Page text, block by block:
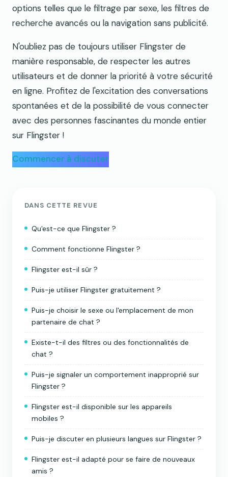
options telles que le filtrage par sexe, les filtres de
recherche avancés ou la navigation sans publicité.
N'oubliez pas de toujours utiliser Flingster de
manière responsable, de respecter les autres
utilisateurs et de donner la priorité à votre sécurité
en ligne. Profitez de l'excitation des conversations
spontanées et de la possibilité de vous connecter
avec des personnes fascinantes du monde entier
sur Flingster !
Commencer à discuter
DANS CETTE REVUE
Qu'est-ce que Flingster ?
Comment fonctionne Flingster ?
Flingster est-il sûr ?
Puis-je utiliser Flingster gratuitement ?
Puis-je choisir le sexe ou l'emplacement de mon
partenaire de chat ?
Existe-t-il des filtres ou des fonctionnalités de
chat ?
Puis-je signaler un comportement inapproprié sur
Flingster ?
Flingster est-il disponible sur les appareils
mobiles ?
Puis-je discuter en plusieurs langues sur Flingster ?
Flingster est-il adapté pour se faire de nouveaux
amis ?